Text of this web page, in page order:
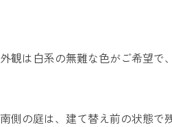
外観は白系の無難な色がご希望で
南側の庭は、建て替え前の状態で